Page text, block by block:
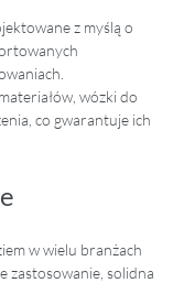
z myślą o
wózki do
co gwarantuje ich
w wielu branżach
zastosowanie, solidna